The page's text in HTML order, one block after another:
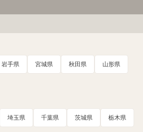
岩手県 宮城県 秋田県 山形県
埼玉県 千葉県 茨城県 栃木県